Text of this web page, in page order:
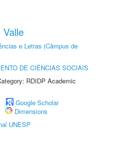
e Letras (Câmpus de
DE CIÊNCIAS SOCIAIS
RDIDP Academic
Google Scholar
Dimensions
UNESP